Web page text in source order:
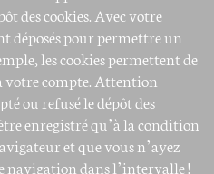
des cookies. Avec votre
déposés pour permettre un
les cookies permettent de
votre compte. Attention
ou refusé le dépôt des
enregistré qu’à la condition
et que vous n’ayez
navigation dans l’intervalle !